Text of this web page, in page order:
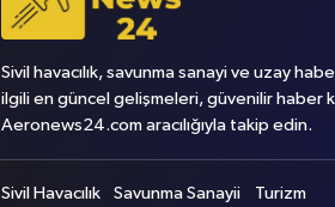
Sivil havacılık, savunma sanayi ve uzay
ilgili en güncel gelişmeleri, güvenilir haber
Aeronews24.com aracılığıyla takip edin.
Sivil Havacılık Savunma Sanayii Turizm